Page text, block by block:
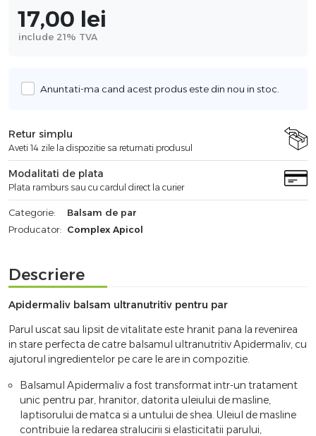
17,00 lei
include 21% TVA
Anuntati-ma cand acest produs este din nou in stoc.
Retur simplu
Aveti 14 zile la dispozitie sa returnati produsul
Modalitati de plata
Plata ramburs sau cu cardul direct la curier
Categorie:
Balsam de par
Producator: Complex Apicol
Descriere
Apidermaliv balsam ultranutritiv pentru par
Parul uscat sau lipsit de vitalitate este hranit pana la revenirea
in stare perfecta de catre balsamul ultranutritiv Apidermaliv, cu
ajutorul ingredientelor pe care le are in compozitie.
Balsamul Apidermaliv a fost transformat intr-un tratament
unic pentru par, hranitor, datorita uleiului de masline,
laptisorului de matca si a untului de shea. Uleiul de masline
contribuie la redarea stralucirii si elasticitatii parului,